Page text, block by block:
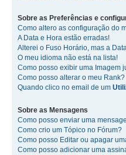
Sobre as Preferências e
Como altero as configuração do
A Data e Hora estão erradas!
Alterei o Fuso Horário, mas a
O meu idioma não está na lista!
Como posso exibir uma Imagem
Como posso alterar o meu Rank?
Quando clico no email de um
Sobre as Mensagens
Como posso enviar uma
Como crio um Tópico no Fórum?
Como posso Editar ou apagar
Como posso adicionar uma